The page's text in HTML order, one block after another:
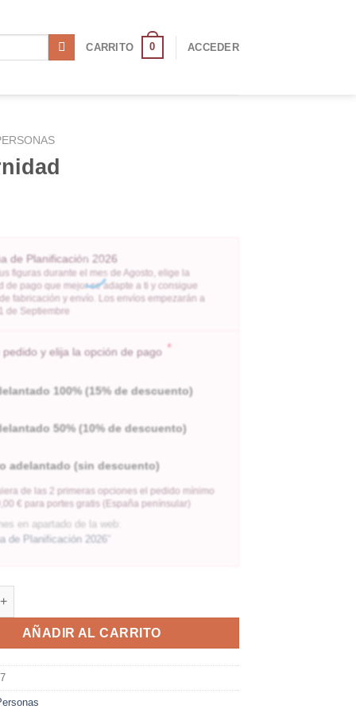
CARRITO 0 ACCEDER
de Planificación 2026
figuras durante el mes de Agosto, elige la
de pago que mejor se adapte a ti y consigue
fabricación y envío. Los envíos empezarán a
de Septiembre
pedido y elija la opción de pago *
100% (15% de descuento)
50% (10% de descuento)
adelantado (sin descuento)
de las 2 primeras opciones el pedido mínimo
€ para portes gratis (España penínsular)
en apartado de la web:
de Planificación 2026 "
AÑADIR AL CARRITO